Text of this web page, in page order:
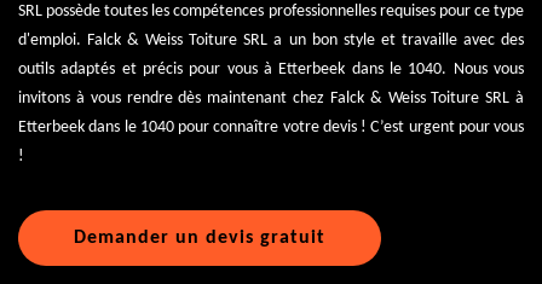
SRL possède toutes les compétences professionnelles requises pour ce type
d'emploi. Falck & Weiss Toiture SRL a un bon style et travaille avec des
outils adaptés et précis pour vous à Etterbeek dans le 1040. Nous vous
invitons à vous rendre dès maintenant chez Falck & Weiss Toiture SRL à
Etterbeek dans le 1040 pour connaître votre devis ! C’est urgent pour vous
!
Demander un devis gratuit